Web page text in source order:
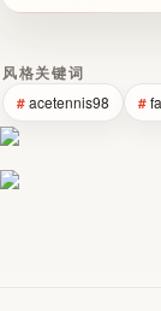
风格关键词
acetennis98